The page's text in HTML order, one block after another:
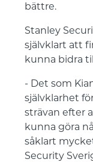
bättre.
Stanley
självklart att
kunna bidra
- Det som
självklarhet
strävan efter
kunna göra
såklart
Security